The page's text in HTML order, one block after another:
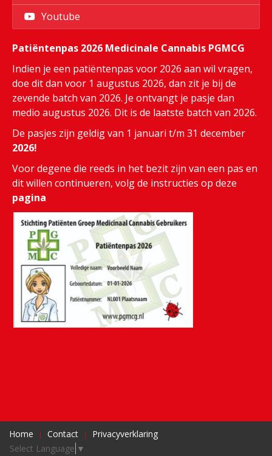
Youtube
Patiëntenpas 2026 Medicinale Cannabis PGMCG
Indien je een patiëntenpas voor 2026 aan wil vragen,
doe dit dan voor 1 augustus 2026, dan zit je bij de
zevende batch van 2026. Je ontvangt je pasje dan
medio augustus 2026. Dit is de laatste batch van 2026.
De pasjes zijn geldig van 1 januari t/m 31 december
2026!
Voor degene die reeds in het bezit zijn van een pas en
dit willen continueren, volg de instructies op deze
pagina
Home Contact
Privacyverklaring
Select Language ▼